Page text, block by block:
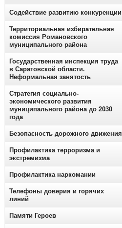
Содействие развитию конкуренции
Территориальная избирательная
комиссия Романовского
муниципального района
Государственная инспекция труда
в Саратовской области.
Неформальная занятость
Стратегия социально-
экономического развития
муниципального района до 2030
года
Безопасность дорожного движения
Профилактика терроризма и
экстремизма
Профилактика наркомании
Телефоны доверия и горячих
линий
Памяти Героев